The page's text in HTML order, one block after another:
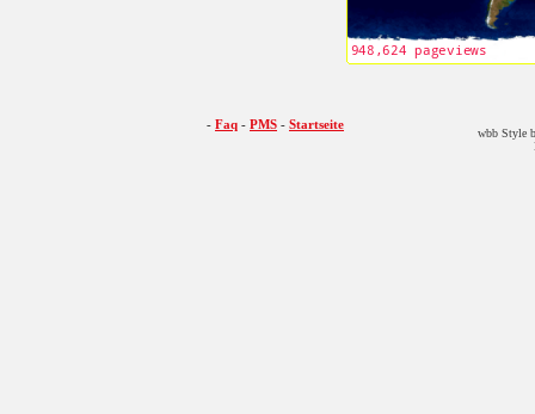
- Faq - PMS - Startseite
wbb Style